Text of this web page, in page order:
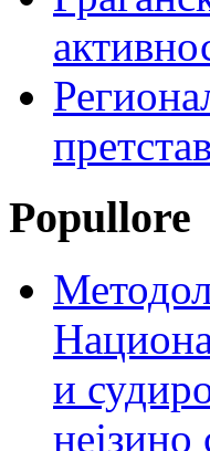
Popullore
и